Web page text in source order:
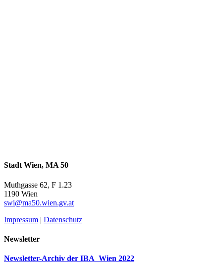
Stadt Wien, MA 50
Muthgasse 62, F 1.23
1190 Wien
swi@ma50.wien.gv.at
Impressum | Datenschutz
Newsletter
Newsletter-Archiv der IBA_Wien 2022